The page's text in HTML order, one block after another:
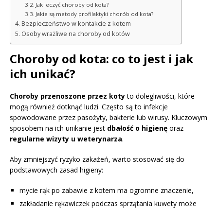
Jak leczyć choroby od kota?
Jakie są metody profilaktyki chorób od kota?
Bezpieczeństwo w kontakcie z kotem
Osoby wrażliwe na choroby od kotów
Choroby od kota: co to jest i jak
ich unikać?
Choroby przenoszone przez kotyto dolegliwości, które
mogą również dotknąć ludzi. Często są to infekcje
spowodowane przez pasożyty, bakterie lub wirusy. Kluczowym
sposobem na ich unikanie jest dbałość o higienę oraz
regularne wizyty u weterynarza.
Aby zmniejszyć ryzyko zakażeń, warto stosować się do
podstawowych zasad higieny:
mycie rąk po zabawie z kotem ma ogromne znaczenie,
zakładanie rękawiczek podczas sprzątania kuwety może